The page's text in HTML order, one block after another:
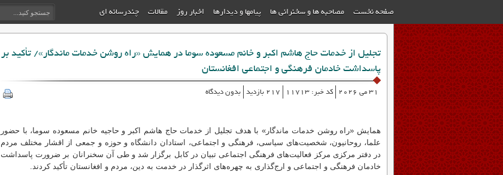
صفحه نخست مصاحبه ها و سخنرانی ها پیامها و دیدارها اخبار روز مقالات چندرسانه ای
تجلیل از خدمات حاج هاشم اکبر و خانم مسعوده سوما در همایش «راه روشن خدمات ماندگار»/ تأکید بر
پاسداشت خادمان فرهنگی و اجتماعی افغانستان
31 می 2026 کد خبر: 11713 217 بازدید بدون دیدگاه
همایش «راه روشن خدمات ماندگار» با هدف تجلیل از خدمات حاج هاشم اکبر و حاجیه خانم مسعوده سوما، با حضور
علما، روحانیون، شخصیت‌های سیاسی، فرهنگی و اجتماعی، استادان دانشگاه و حوزه و جمعی از اقشار مختلف مردم
در دفتر مرکزی مرکز فعالیت‌های فرهنگی اجتماعی تبیان در کابل برگزار شد و طی آن سخنرانان بر ضرورت پاسداشت
خادمان فرهنگی و اجتماعی و ارج‌گذاری به چهره‌های اثرگذار در خدمت به دین، مردم و افغانستان تأکید کردند.